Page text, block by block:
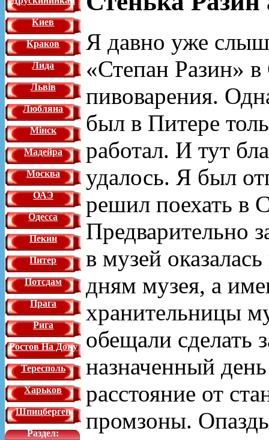
Киев
Краков
Лида
Львiв
Любляна
Мінск
Мадейра
Москва
ОАЭ
Одесса
Пекин
Питер
Потсдам
Прага
Рига
Ростов На Дону
Тересполь
Харьков
Шпицберген
Раздел:
Я давно уже
«Степан Разин»
пивоварения.
был в Питере
работал. И тут
удалось. Я был
решил поехать в
Предварительно
в музей
дням музея, а
хранительницы
обещали сделать
назначенный
расстояние от
промзоны.